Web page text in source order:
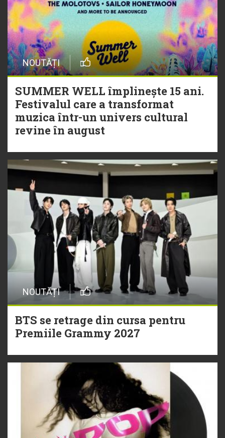
NOUTĂȚI
SUMMER WELL împlinește 15 ani.
Festivalul care a transformat
muzica într-un univers cultural
revine în august
NOUTĂȚI
BTS se retrage din cursa pentru
Premiile Grammy 2027